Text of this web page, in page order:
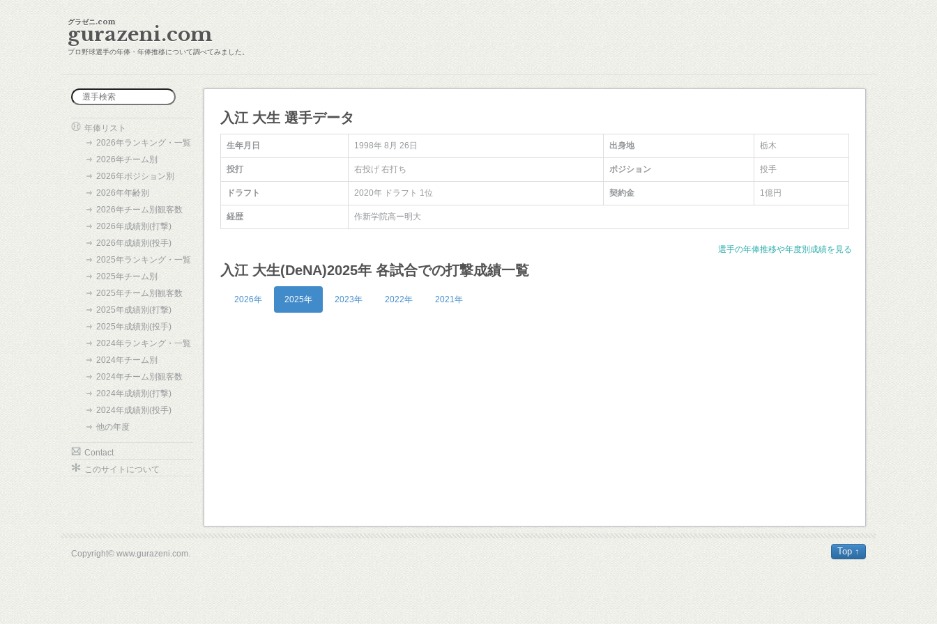
グラゼニ.com
gurazeni.com
プロ野球選手の年俸・年俸推移について調べてみました。
年俸リスト
2026年ランキング・一覧
2026年チーム別
2026年ポジション別
2026年年齢別
2026年チーム別観客数
2026年成績別(打撃)
2026年成績別(投手)
2025年ランキング・一覧
2025年チーム別
2025年チーム別観客数
2025年成績別(打撃)
2025年成績別(投手)
2024年ランキング・一覧
2024年チーム別
2024年チーム別観客数
2024年成績別(打撃)
2024年成績別(投手)
他の年度
Contact
このサイトについて
入江 大生 選手データ
生年月日 1998年 8月 26日 出身地 栃木
投打 右投げ 右打ち ポジション 投手
ドラフト 2020年 ドラフト 1位 契約金 1億円
経歴 作新学院高ー明大
選手の年俸推移や年度別成績を見る
入江 大生(DeNA)2025年 各試合での打撃成績一覧
2026年 2025年 2023年 2022年 2021年
Copyright© www.gurazeni.com. Top ↑